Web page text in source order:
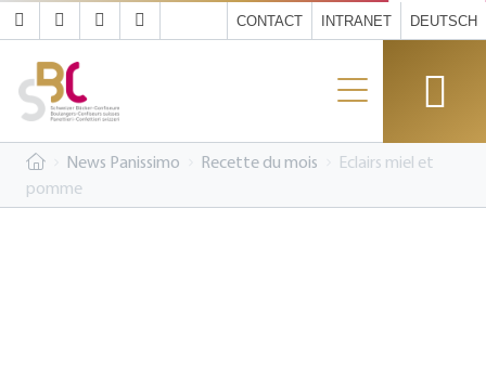
CONTACT INTRANET DEUTSCH
News Panissimo Recette du mois
Eclairs miel et
pomme